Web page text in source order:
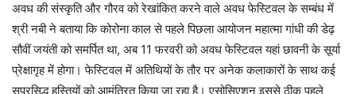
अवध की संस्कृति और गौरव को रेखांकित करने वाले अवध फेस्टिवल के सम्बंध में
श्री नबी ने बताया कि कोरोना काल से पहले पिछला आयोजन महात्मा गांधी की डेढ़
सौवीं जयंती को समर्पित था, अब 11 फरवरी को अवध फेस्टिवल यहां छावनी के सूर्या
प्रेक्षागृह में होगा। फेस्टिवल में अतिथियों के तौर पर अनेक कलाकारों के साथ कई
सुप्रसिद्ध हस्तियों को आमंत्रित किया जा रहा है। एसोसिएशन इससे ठीक पहले